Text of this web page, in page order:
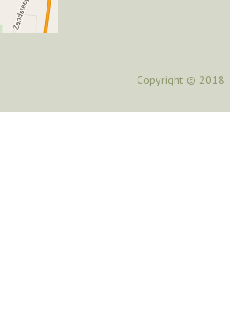
Copyright © 2018